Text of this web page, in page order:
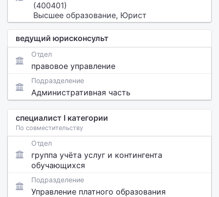
(400401)
Высшее образование, Юрист
ведущий юрисконсульт
Отдел
правовое управление
Подразделение
Административная часть
специалист I категории
По совместительству
Отдел
группа учёта услуг и контингента
обучающихся
Подразделение
Управление платного образования